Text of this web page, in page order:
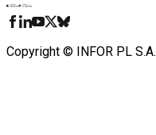
Copyright © INFOR PL S.A.